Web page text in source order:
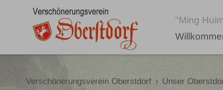
"Ming
Verschönerungsverein Oberstdorf › Unser